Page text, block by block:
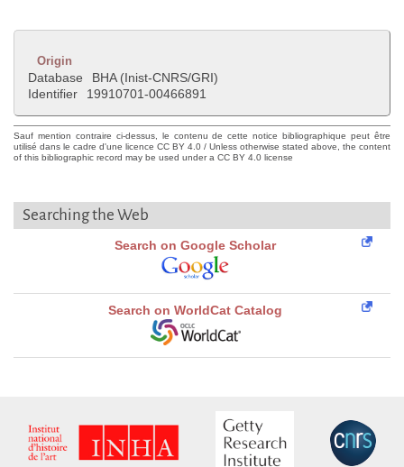
Origin
Database
BHA (Inist-CNRS/GRI)
Identifier
19910701-00466891
Sauf mention contraire ci-dessus, le contenu de cette notice bibliographique peut être
utilisé dans le cadre d'une licence CC BY 4.0 / Unless otherwise stated above, the content
of this bibliographic record may be used under a CC BY 4.0 license
Searching the Web
Search on Google Scholar
Search on WorldCat Catalog